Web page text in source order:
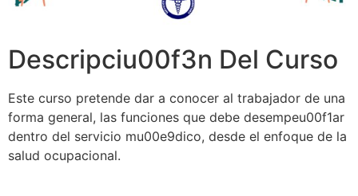
Descripciu00f3n Del Curso
Este curso pretende dar a conocer al trabajador de una
forma general, las funciones que debe desempeu00f1ar
dentro del servicio mu00e9dico, desde el enfoque de la
salud ocupacional.